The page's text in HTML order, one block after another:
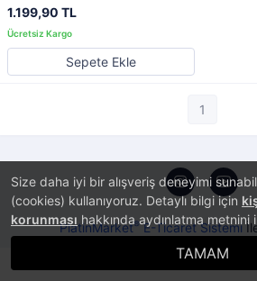
Size daha iyi bir alışveriş deneyimi
(cookies) kullanıyoruz. Detaylı bilgi için
korunması hakkında aydınlatma metnini
TAMAM
1.199,90 TL
Sepete Ekle
1
PlatinMarket®E-Ticaret Sistemi